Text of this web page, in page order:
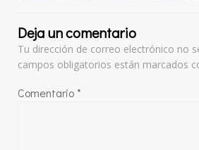
Deja un comentario
Tu dirección de correo electrónico no
campos obligatorios están marcados
Comentario*